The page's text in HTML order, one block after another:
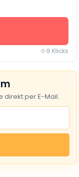
9 Klicks
direkt per E-Mail.